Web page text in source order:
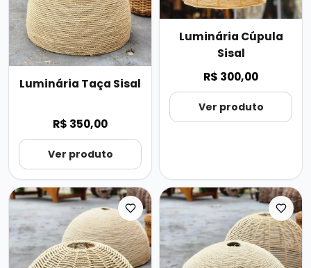
Luminária Taça Sisal
R$ 350,00
Ver produto
Luminária Cúpula
Sisal
R$ 300,00
Ver produto